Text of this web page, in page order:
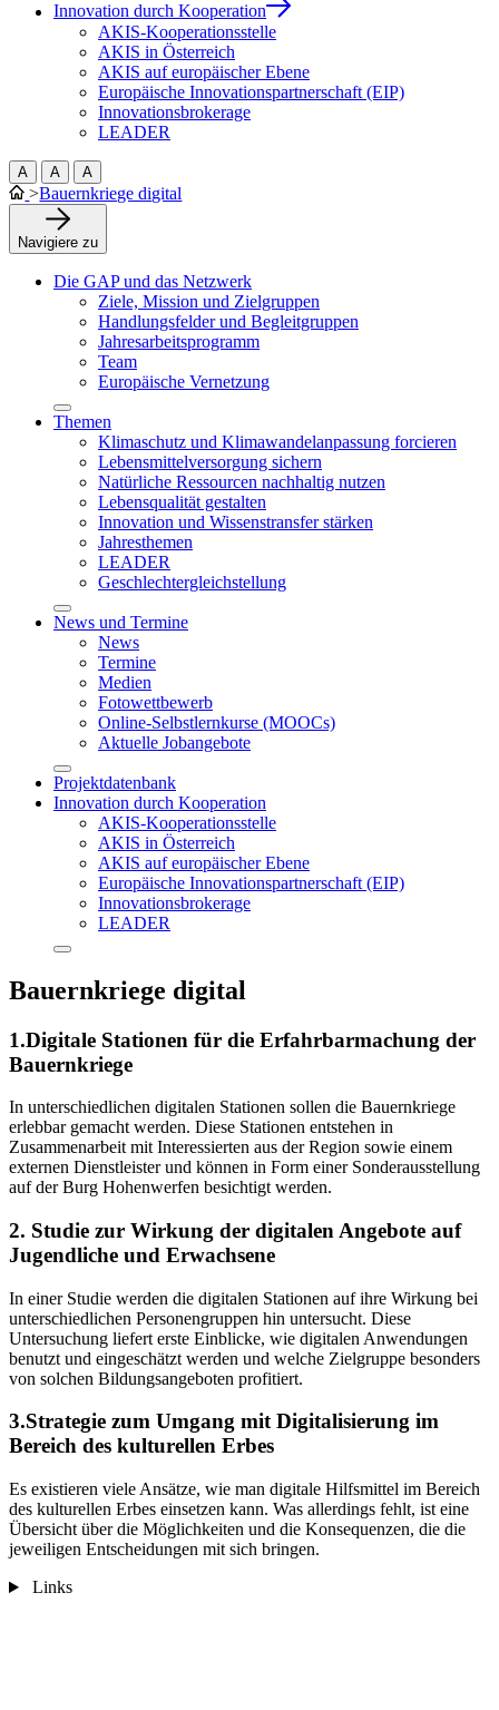
Innovation durch Kooperation
AKIS-Kooperationsstelle
AKIS in Österreich
AKIS auf europäischer Ebene
Europäische Innovationspartnerschaft (EIP)
Innovationsbrokerage
LEADER
A A A
>Bauernkriege digital
Navigiere zu
Die GAP und das Netzwerk
Ziele, Mission und Zielgruppen
Handlungsfelder und Begleitgruppen
Jahresarbeitsprogramm
Team
Europäische Vernetzung
Themen
Klimaschutz und Klimawandelanpassung forcieren
Lebensmittelversorgung sichern
Natürliche Ressourcen nachhaltig nutzen
Lebensqualität gestalten
Innovation und Wissenstransfer stärken
Jahresthemen
LEADER
Geschlechtergleichstellung
News und Termine
News
Termine
Medien
Fotowettbewerb
Online-Selbstlernkurse (MOOCs)
Aktuelle Jobangebote
Projektdatenbank
Innovation durch Kooperation
AKIS-Kooperationsstelle
AKIS in Österreich
AKIS auf europäischer Ebene
Europäische Innovationspartnerschaft (EIP)
Innovationsbrokerage
LEADER
Bauernkriege digital
1.Digitale Stationen für die Erfahrbarmachung der
Bauernkriege
In unterschiedlichen digitalen Stationen sollen die Bauernkriege
erlebbar gemacht werden. Diese Stationen entstehen in
Zusammenarbeit mit Interessierten aus der Region sowie einem
externen Dienstleister und können in Form einer Sonderausstellung
auf der Burg Hohenwerfen besichtigt werden.
2. Studie zur Wirkung der digitalen Angebote auf
Jugendliche und Erwachsene
In einer Studie werden die digitalen Stationen auf ihre Wirkung bei
unterschiedlichen Personengruppen hin untersucht. Diese
Untersuchung liefert erste Einblicke, wie digitalen Anwendungen
benutzt und eingeschätzt werden und welche Zielgruppe besonders
von solchen Bildungsangeboten profitiert.
3.Strategie zum Umgang mit Digitalisierung im
Bereich des kulturellen Erbes
Es existieren viele Ansätze, wie man digitale Hilfsmittel im Bereich
des kulturellen Erbes einsetzen kann. Was allerdings fehlt, ist eine
Übersicht über die Möglichkeiten und die Konsequenzen, die die
jeweiligen Entscheidungen mit sich bringen.
Links